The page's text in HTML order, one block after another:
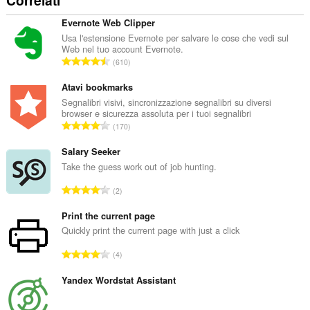
Evernote Web Clipper
Usa l'estensione Evernote per salvare le cose che vedi sul
Web nel tuo account Evernote.
N
m
e
r
o
o
t
a
e
d
g
u
610
Atavi bookmarks
Segnalibri visivi, sincronizzazione segnalibri su diversi
browser e sicurezza assoluta per i tuoi segnalibri
N
m
e
o
o
t
a
e
170
Salary Seeker
Take the guess work out of job hunting.
N
m
e
o
o
2
Print the current page
Quickly print the current page with just a click
N
m
4
Yandex Wordstat Assistant